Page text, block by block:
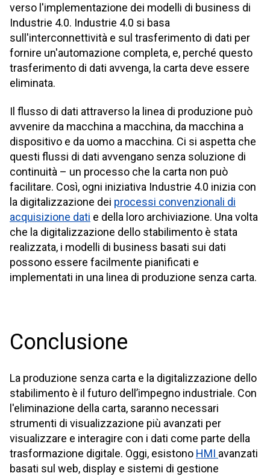
verso l'implementazione dei modelli di business di
Industrie 4.0. Industrie 4.0 si basa
sull'interconnettività e sul trasferimento di dati per
fornire un'automazione completa, e, perché questo
trasferimento di dati avvenga, la carta deve essere
eliminata.
Il flusso di dati attraverso la linea di produzione può
avvenire da macchina a macchina, da macchina a
dispositivo e da uomo a macchina. Ci si aspetta che
questi flussi di dati avvengano senza soluzione di
continuità – un processo che la carta non può
facilitare. Così, ogni iniziativa Industrie 4.0 inizia con
la digitalizzazione dei processi convenzionali di
acquisizione dati e della loro archiviazione. Una volta
che la digitalizzazione dello stabilimento è stata
realizzata, i modelli di business basati sui dati
possono essere facilmente pianificati e
implementati in una linea di produzione senza carta.
Conclusione
La produzione senza carta e la digitalizzazione dello
stabilimento è il futuro dell’impegno industriale. Con
l'eliminazione della carta, saranno necessari
strumenti di visualizzazione più avanzati per
visualizzare e interagire con i dati come parte della
trasformazione digitale. Oggi, esistono HMI avanzati
basati sul web, display e sistemi di gestione